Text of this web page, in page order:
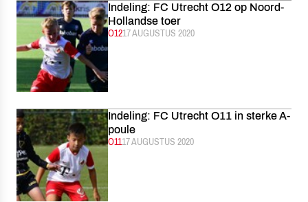
Indeling: FC Utrecht O12 op Noord-
Hollandse toer
CATEGORIE:
O12GEPUBLICEERD:
17 AUGUSTUS 2020
Indeling: FC Utrecht O11 in sterke A-
poule
CATEGORIE:
O11GEPUBLICEERD:
17 AUGUSTUS 2020